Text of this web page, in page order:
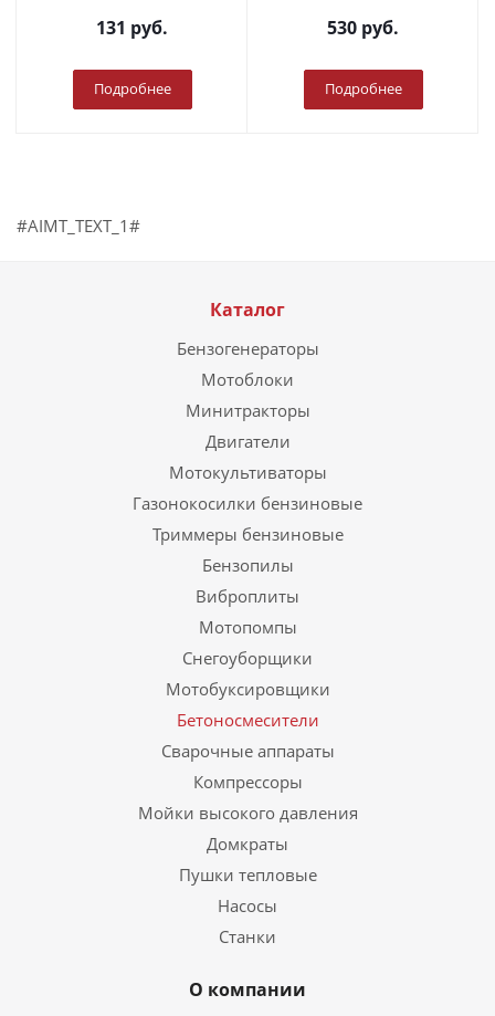
131 руб.
Подробнее
530 руб.
Подробнее
#AIMT_TEXT_1#
Каталог
Бензогенераторы
Мотоблоки
Минитракторы
Двигатели
Мотокультиваторы
Газонокосилки бензиновые
Триммеры бензиновые
Бензопилы
Виброплиты
Мотопомпы
Снегоуборщики
Мотобуксировщики
Бетоносмесители
Сварочные аппараты
Компрессоры
Мойки высокого давления
Домкраты
Пушки тепловые
Насосы
Станки
О компании